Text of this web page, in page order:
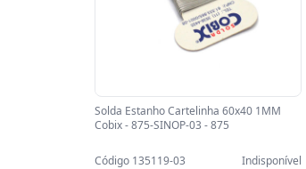
Solda Estanho Cartelinha 60x40 1MM
Cobix - 875-SINOP-03 - 875
Código 135119-03 Indisponível